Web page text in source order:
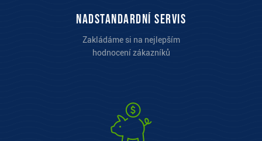
Nadstandardní servis
Zakládáme si na nejlepším
hodnocení zákazníků